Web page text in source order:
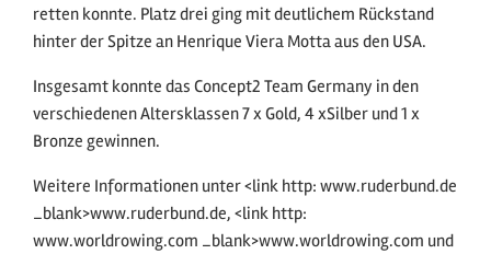
retten konnte. Platz drei ging mit deutlichem Rückstand
hinter der Spitze an Henrique Viera Motta aus den USA.
Insgesamt konnte das Concept2 Team Germany in den
verschiedenen Altersklassen 7 x Gold, 4 xSilber und 1 x
Bronze gewinnen.
Weitere Informationen unter <link http: www.ruderbund.de
_blank>www.ruderbund.de, <link http:
www.worldrowing.com _blank>www.worldrowing.com und